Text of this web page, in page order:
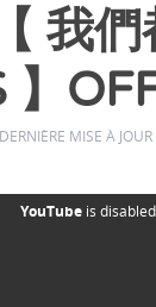
我
】
DERNIÈRE MISE À
YouTubeis